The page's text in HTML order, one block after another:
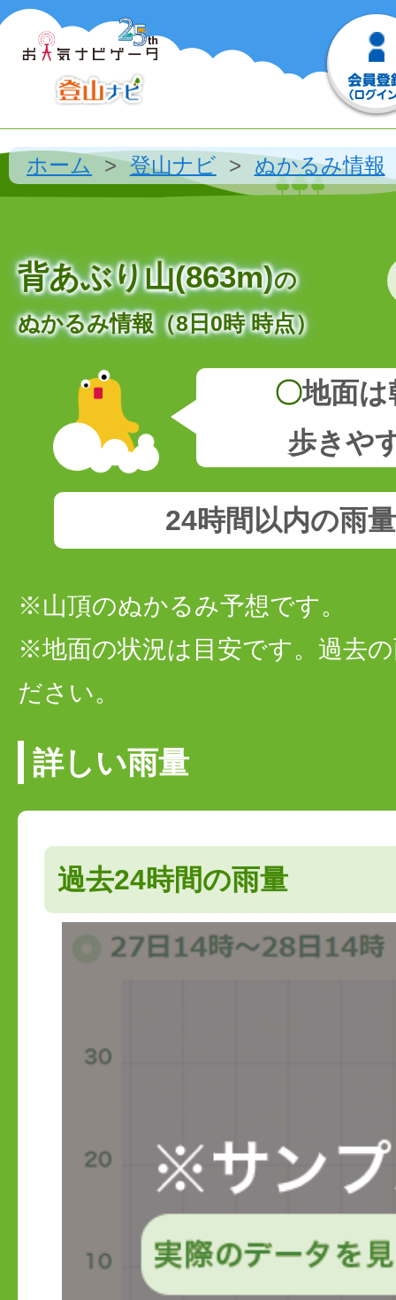
ホーム 登山ナビ ぬかるみ情報
背あぶり山(863m)の
ぬかるみ情報（8日0時 時点）
〇地面
歩きや
24時間以内の雨
※山頂のぬかるみ予想です。
※地面の状況は目安です。過去
ださい。
詳しい雨量
過去24時間の雨量